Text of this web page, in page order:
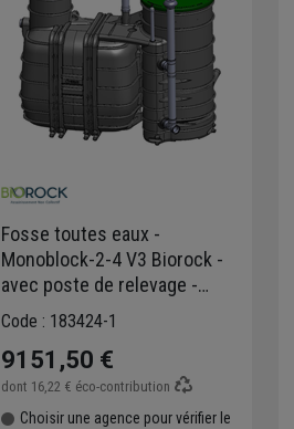
Fosse toutes eaux -
Monoblock-2-4 V3 Biorock -
avec poste de relevage -
Capacité 4 E.H - 2000L
Code : 183424-1
9151,50 €
dont 16,22 € éco-contribution
Choisir une agence pour vérifier le